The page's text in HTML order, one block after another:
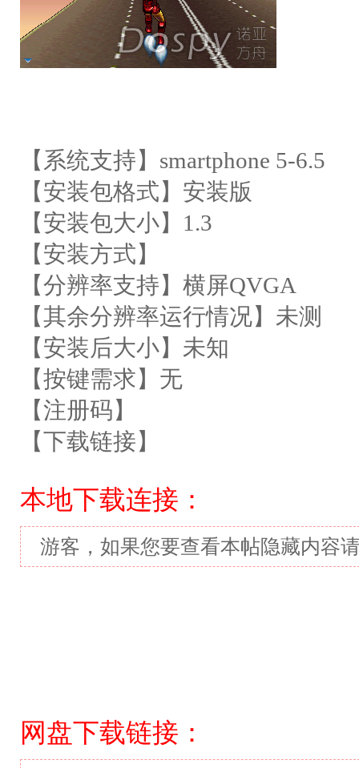
【系统支持】smartphone 5-6.5
【安装包格式】安装版
【安装包大小】1.3
【安装方式】
【分辨率支持】横屏QVGA
【其余分辨率运行情况】未测
【安装后大小】未知
【按键需求】无
【注册码】
【下载链接】
本地下载连接：
游客，如果您要查看本帖隐藏内容
网盘下载链接：